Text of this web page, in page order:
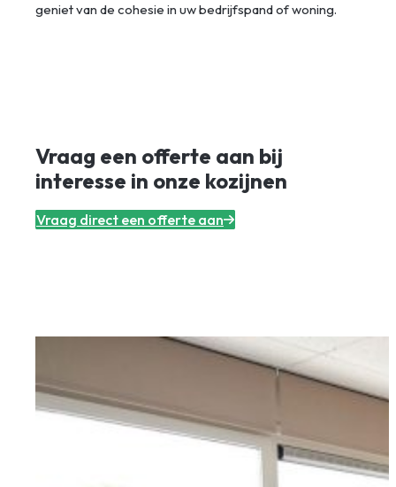
geniet van de cohesie in uw bedrijfspand of woning.
Vraag een offerte aan bij
interesse in onze kozijnen
Vraag direct een offerte aan